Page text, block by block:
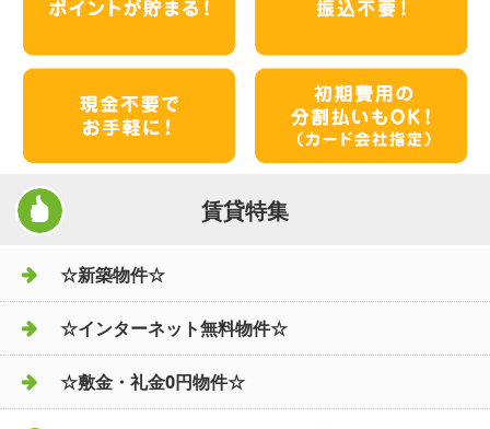
賃貸特集
☆新築物件☆
☆インターネット無料物件☆
☆敷金・礼金0円物件☆